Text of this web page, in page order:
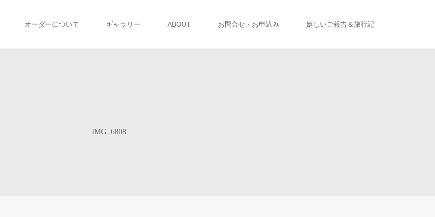
オーダーについて ギャラリー ABOUT お問合せ・お申込み 嬉しいご報告＆旅行記
IMG_6808